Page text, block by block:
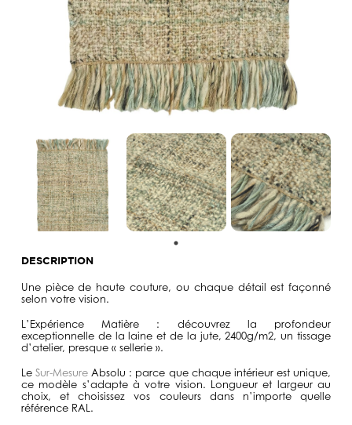
DESCRIPTION
Une pièce de haute couture, ou chaque détail est façonné
selon votre vision.
L’Expérience Matière : découvrez la profondeur
exceptionnelle de la laine et de la jute, 2400g/m2, un tissage
d’atelier, presque « sellerie ».
LeSur-Mesure Absolu : parce que chaque intérieur est unique,
ce modèle s’adapte à votre vision. Longueur et largeur au
choix, et choisissez vos couleurs dans n’importe quelle
référence RAL.